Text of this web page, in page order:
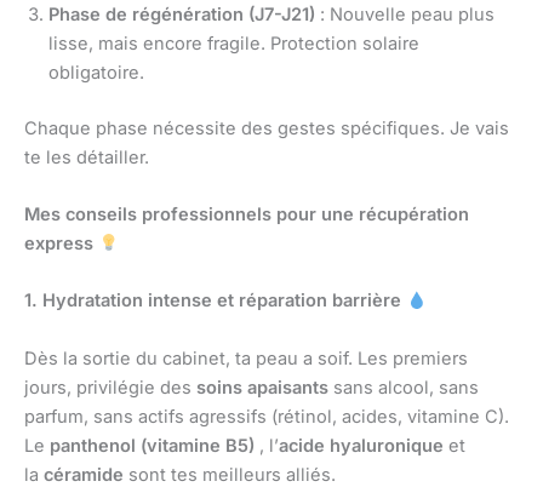
Phase de régénération (J7-J21) : Nouvelle peau plus
lisse, mais encore fragile. Protection solaire
obligatoire.
Chaque phase nécessite des gestes spécifiques. Je vais
te les détailler.
Mes conseils professionnels pour une récupération
express
1. Hydratation intense et réparation barrière
Dès la sortie du cabinet, ta peau a soif. Les premiers
jours, privilégie des soins apaisants sans alcool, sans
parfum, sans actifs agressifs (rétinol, acides, vitamine C).
Le panthenol (vitamine B5) , l’acide hyaluronique et
la céramide sont tes meilleurs alliés.